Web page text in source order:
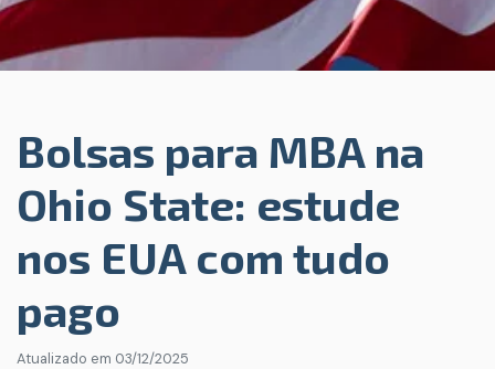
Bolsas para MBA na
Ohio State: estude
nos EUA com tudo
pago
Atualizado em 03/12/2025